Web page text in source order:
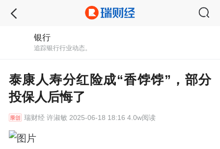
银行
追踪银行行业动态。
泰康人寿分红险成“香饽饽”，部分
投保人后悔了
瑞财经许淑敏 2025-06-18 18:16 4.0w阅读